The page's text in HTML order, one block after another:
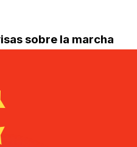
sobre la marcha
que necesita para
y administración de
alertas de tasas y
sin cargos ocultos.